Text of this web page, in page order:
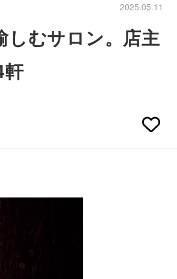
2025.05.11
しむサロン。店主